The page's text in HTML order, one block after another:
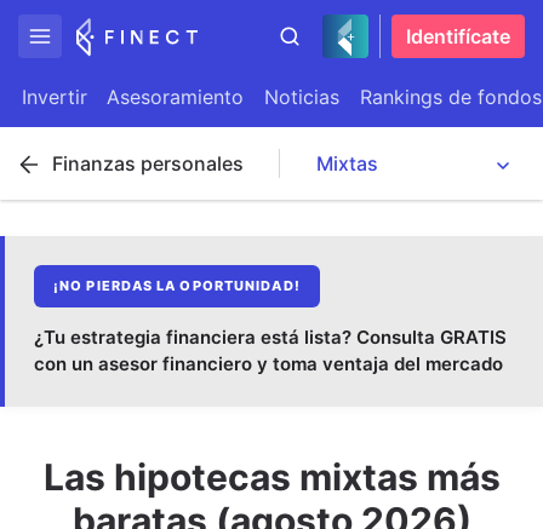
Identifícate
Invertir Asesoramiento Noticias Rankings de fondos
Finanzas personales
¡NO PIERDAS LA OPORTUNIDAD!
¿Tu estrategia financiera está lista? Consulta GRATIS
con un asesor financiero y toma ventaja del mercado
Las hipotecas mixtas más